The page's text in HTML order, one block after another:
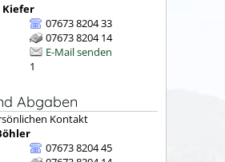
Kiefer
07673 8204 33
07673 8204 14
E-Mail senden
1
Abgaben
07673 8204 45